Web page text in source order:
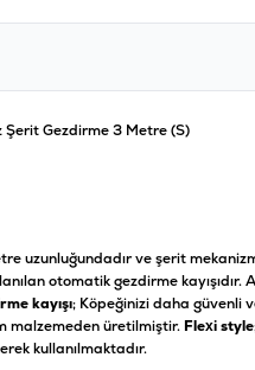
Gezdirme 3 Metre (S)
uzunluğundadır ve şerit
otomatik gezdirme
kayışı; Köpeğinizi daha güvenli
malzemeden üretilmiştir. Flexi style
kullanılmaktadır.